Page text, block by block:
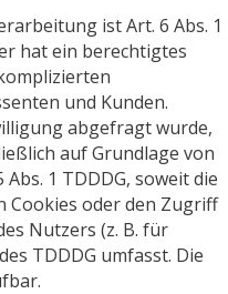
ist Art. 6 Abs. 1
hat ein berechtigtes
und Kunden.
abgefragt wurde,
auf Grundlage von
Abs. 1 TDDDG, soweit die
Cookies oder den Zugriff
Nutzers (z. B. für
TDDDG umfasst. Die